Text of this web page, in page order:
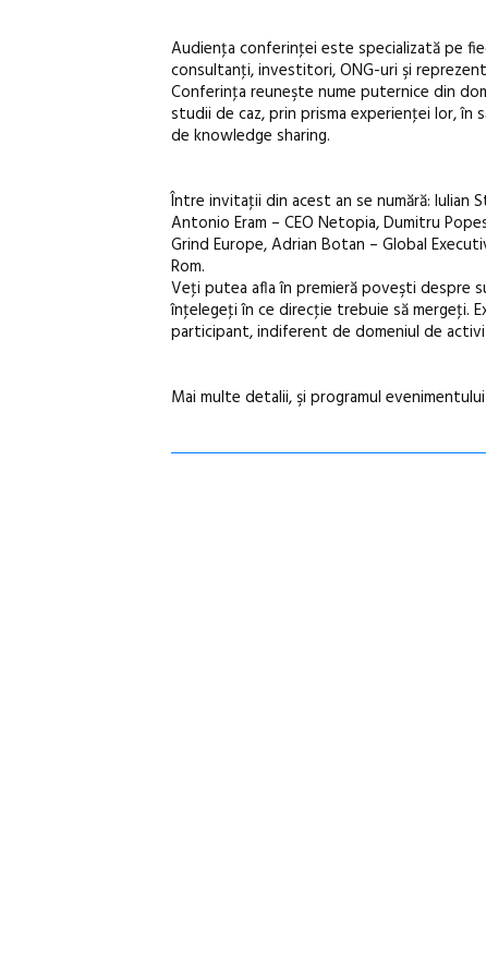
Audienţa conferinţei este specializată pe
consultanţi, investitori, ONG-uri şi
Conferinţa reuneşte nume puternice din
studii de caz, prin prisma experienţei lor,
de knowledge sharing.
Între invitaţii din acest an se numără: Iulian
Antonio Eram – CEO Netopia, Dumitru
Grind Europe, Adrian Botan – Global
Rom.
Veţi putea afla în premieră poveşti despre
înţelegeţi în ce direcţie trebuie să mergeţi.
participant, indiferent de domeniul de
Mai multe detalii, şi programul